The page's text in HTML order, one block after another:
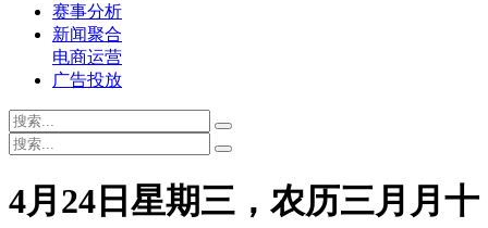
赛事分析
新闻聚合
电商运营
广告投放
4月24日星期三，农历三月月十